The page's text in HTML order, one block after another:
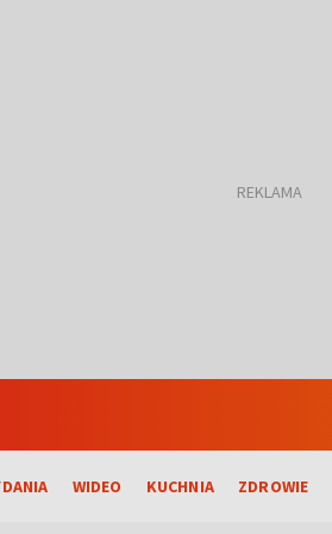
WIDEO KUCHNIA ZDROWIE